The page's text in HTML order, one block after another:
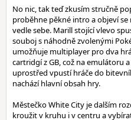
No nic, tak teď zkusím stručně
proběhne pěkné intro a objeví
vedle sebe. Marill stojící vlevo
souboj s náhodně zvolenými
umožňuje multiplayer pro dva
cartridgí z GB, což na emulátoru
uprostřed vpustí hráče do
nachází hlavní obsah hry.
Městečko White City je dalším
kroužit v kruhu i v centru a